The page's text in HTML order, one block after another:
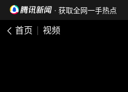
· 获取全网一手热点
首页 视频